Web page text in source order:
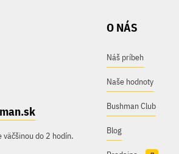
väčšinou do 2 hodín.
O NÁS
Náš príbeh
Naše hodnoty
Bushman Club
Blog